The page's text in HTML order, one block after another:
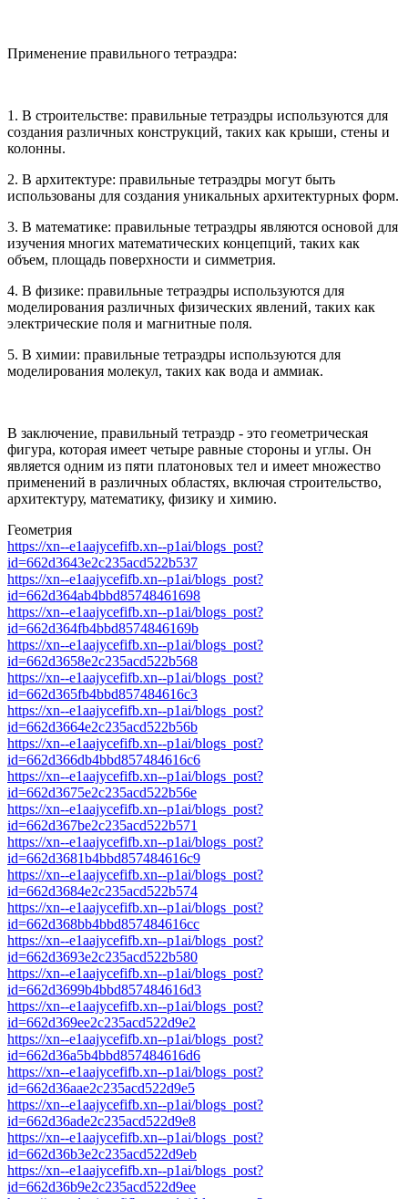
Применение правильного тетраэдра:
1. В строительстве: правильные тетраэдры используются для
создания различных конструкций, таких как крыши, стены и
колонны.
2. В архитектуре: правильные тетраэдры могут быть
использованы для создания уникальных архитектурных форм.
3. В математике: правильные тетраэдры являются основой для
изучения многих математических концепций, таких как
объем, площадь поверхности и симметрия.
4. В физике: правильные тетраэдры используются для
моделирования различных физических явлений, таких как
электрические поля и магнитные поля.
5. В химии: правильные тетраэдры используются для
моделирования молекул, таких как вода и аммиак.
В заключение, правильный тетраэдр - это геометрическая
фигура, которая имеет четыре равные стороны и углы. Он
является одним из пяти платоновых тел и имеет множество
применений в различных областях, включая строительство,
архитектуру, математику, физику и химию.
Геометрия
https://xn--e1aajycefifb.xn--p1ai/blogs_post?
id=662d3643e2c235acd522b537
https://xn--e1aajycefifb.xn--p1ai/blogs_post?
id=662d364ab4bbd85748461698
https://xn--e1aajycefifb.xn--p1ai/blogs_post?
id=662d364fb4bbd8574846169b
https://xn--e1aajycefifb.xn--p1ai/blogs_post?
id=662d3658e2c235acd522b568
https://xn--e1aajycefifb.xn--p1ai/blogs_post?
id=662d365fb4bbd857484616c3
https://xn--e1aajycefifb.xn--p1ai/blogs_post?
id=662d3664e2c235acd522b56b
https://xn--e1aajycefifb.xn--p1ai/blogs_post?
id=662d366db4bbd857484616c6
https://xn--e1aajycefifb.xn--p1ai/blogs_post?
id=662d3675e2c235acd522b56e
https://xn--e1aajycefifb.xn--p1ai/blogs_post?
id=662d367be2c235acd522b571
https://xn--e1aajycefifb.xn--p1ai/blogs_post?
id=662d3681b4bbd857484616c9
https://xn--e1aajycefifb.xn--p1ai/blogs_post?
id=662d3684e2c235acd522b574
https://xn--e1aajycefifb.xn--p1ai/blogs_post?
id=662d368bb4bbd857484616cc
https://xn--e1aajycefifb.xn--p1ai/blogs_post?
id=662d3693e2c235acd522b580
https://xn--e1aajycefifb.xn--p1ai/blogs_post?
id=662d3699b4bbd857484616d3
https://xn--e1aajycefifb.xn--p1ai/blogs_post?
id=662d369ee2c235acd522d9e2
https://xn--e1aajycefifb.xn--p1ai/blogs_post?
id=662d36a5b4bbd857484616d6
https://xn--e1aajycefifb.xn--p1ai/blogs_post?
id=662d36aae2c235acd522d9e5
https://xn--e1aajycefifb.xn--p1ai/blogs_post?
id=662d36ade2c235acd522d9e8
https://xn--e1aajycefifb.xn--p1ai/blogs_post?
id=662d36b3e2c235acd522d9eb
https://xn--e1aajycefifb.xn--p1ai/blogs_post?
id=662d36b9e2c235acd522d9ee